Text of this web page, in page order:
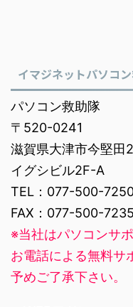
イマジネットパソコ
パソコン救助隊
〒520-0241
滋賀県大津市今堅田
イグシビル2F-A
TEL：077-500-
FAX：077-500-7235
※当社はパソコンサ
お電話による無料サ
予めご了承下さい。